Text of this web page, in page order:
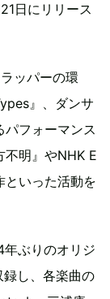
日にリリース
ッパーの環
』、ダンサ
パフォーマンス
不明』やNHK E
といった活動を
ぶりのオリジ
録し、各楽曲の